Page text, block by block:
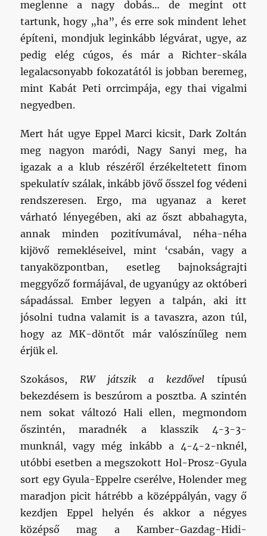
meglenne a nagy dobás… de megint ott
tartunk, hogy „ha”, és erre sok mindent lehet
építeni, mondjuk leginkább légvárat, ugye, az
pedig elég cúgos, és már a Richter-skála
legalacsonyabb fokozatától is jobban beremeg,
mint Kabát Peti orrcimpája, egy thai vigalmi
negyedben.
Mert hát ugye Eppel Marci kicsit, Dark Zoltán
meg nagyon maródi, Nagy Sanyi meg, ha
igazak a a klub részéről érzékeltetett finom
spekulatív szálak, inkább jövő ősszel fog védeni
rendszeresen. Ergo, ma ugyanaz a keret
várható lényegében, aki az őszt abbahagyta,
annak minden pozitívumával, néha-néha
kijövő remekléseivel, mint ‘csabán, vagy a
tanyaközpontban, esetleg bajnokságrajti
meggyőző formájával, de ugyanúgy az októberi
sápadással. Ember legyen a talpán, aki itt
jósolni tudna valamit is a tavaszra, azon túl,
hogy az MK-döntőt már valószínűleg nem
érjük el.
Szokásos,RW játszik a kezdőveltípusú
bekezdésem is beszúrom a posztba. A szintén
nem sokat változó Hali ellen, megmondom
őszintén, maradnék a klasszik 4-3-3-
munknál, vagy még inkább a 4-4-2-nknél,
utóbbi esetben a megszokott Hol-Prosz-Gyula
sort egy Gyula-Eppelre cserélve, Holender meg
maradjon picit hátrébb a középpályán, vagy ő
kezdjen Eppel helyén és akkor a négyes
középső mag a Kamber-Gazdag-Hidi-